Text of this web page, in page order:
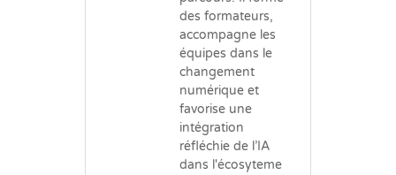
des formateurs,
accompagne les
équipes dans le
changement
numérique et
favorise une
intégration
réfléchie de l’IA
dans l'écosyteme